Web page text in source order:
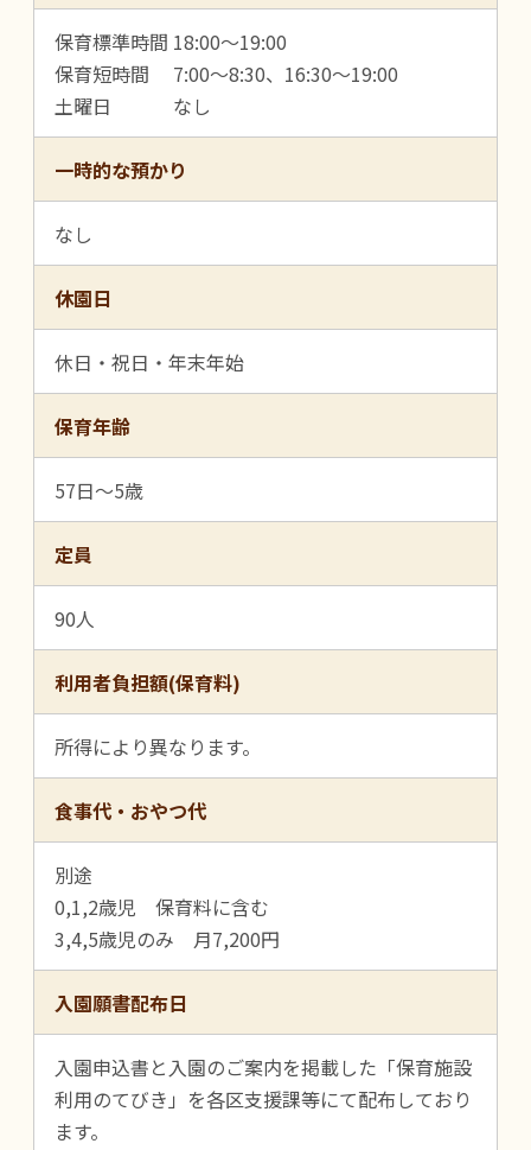
保育標準時間 18:00～19:00
保育短時間 7:00～8:30、16:30～19:00
土曜日 なし
一時的な預かり
なし
休園日
休日・祝日・年末年始
保育年齢
57日～5歳
定員
90人
利用者負担額(保育料)
所得により異なります。
食事代・おやつ代
別途
0,1,2歳児 保育料に含む
3,4,5歳児のみ 月7,200円
入園願書配布日
入園申込書と入園のご案内を掲載した「保育施設
利用のてびき」を各区支援課等にて配布しており
ます。